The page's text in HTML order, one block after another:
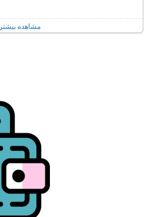
+ مشاهده بیشتر